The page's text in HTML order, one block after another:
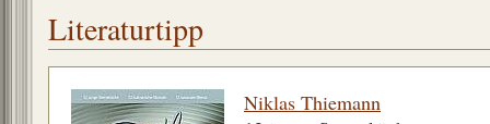
Literaturtipp
Niklas Thiemann